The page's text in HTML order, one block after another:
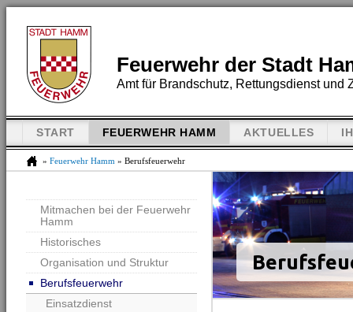
Feuerwehr der Stadt
Amt für Brandschutz, Rettungsdienst und
START FEUERWEHR HAMM AKTUELLES
» Feuerwehr Hamm » Berufsfeuerwehr
Mitmachen bei der Feuerwehr
Hamm
Historisches
Organisation und Struktur
Berufsfeuerwehr
Einsatzdienst